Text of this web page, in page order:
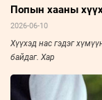
Попын хааны
2026-06-10
Хүүхэд нас гэдэг
байдаг. Хар